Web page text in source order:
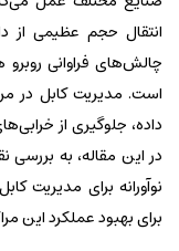
انتقال حجم عظیمی از
چالش‌های فراوانی
است. مدیریت کابل در
داده، جلوگیری از
نوآورانه برای مدیریت
برای بهبود عملکرد این